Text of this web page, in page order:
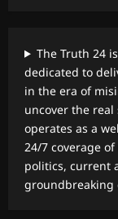
The Truth 24
dedicated to
in the era of
uncover the
operates as a
24/7 coverage
politics, current
groundbreaking